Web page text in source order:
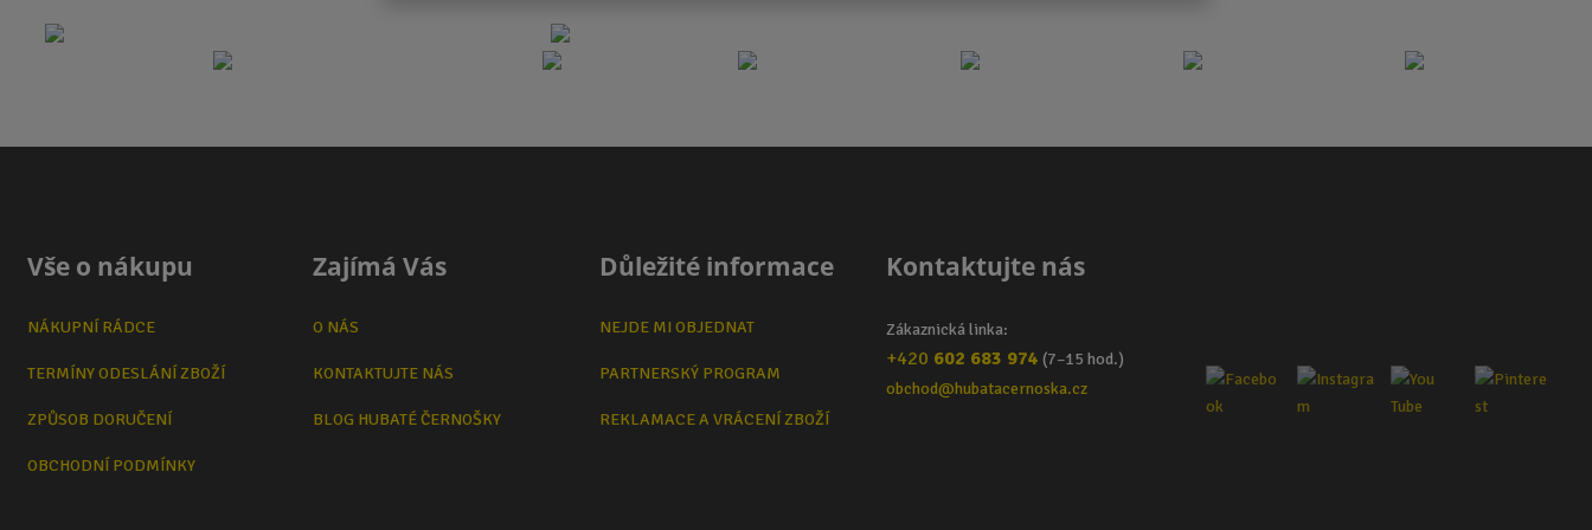
Vše o nákupu
NÁKUPNÍ RÁDCE
TERMÍNY ODESLÁNÍ ZBOŽÍ
ZPŮSOB DORUČENÍ
OBCHODNÍ PODMÍNKY
Zajímá Vás
O NÁS
KONTAKTUJTE NÁS
BLOG HUBATÉ ČERNOŠKY
Důležité informace
NEJDE MI OBJEDNAT
PARTNERSKÝ PROGRAM
REKLAMACE A VRÁCENÍ ZBOŽÍ
Kontaktujte nás
Zákaznická linka:
+420 602 683 974 (7–15 hod.)
obchod@hubatacernoska.cz